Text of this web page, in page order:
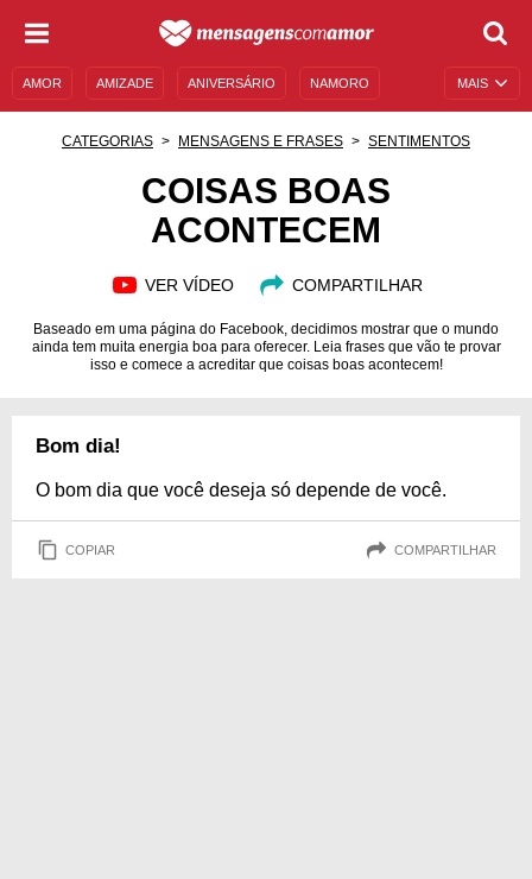
MAIS
AMOR AMIZADE ANIVERSÁRIO NAMORO
MENSAGENS E FRASES MENSAGENS DE ANIVERSÁRIO
CATEGORIAS MENSAGENS E FRASES SENTIMENTOS
COISAS BOAS
ACONTECEM
VER VÍDEO COMPARTILHAR
Baseado em uma página do Facebook, decidimos mostrar que o mundo
ainda tem muita energia boa para oferecer. Leia frases que vão te provar
isso e comece a acreditar que coisas boas acontecem!
Bom dia!
O bom dia que você deseja só depende de você.
COPIAR COMPARTILHAR